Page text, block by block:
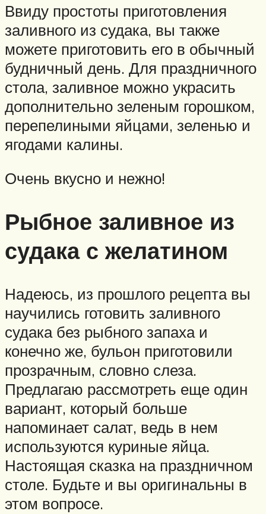
Ввиду простоты приготовления
заливного из судака, вы также
можете приготовить его в обычный
будничный день. Для праздничного
стола, заливное можно украсить
дополнительно зеленым горошком,
перепелиными яйцами, зеленью и
ягодами калины.
Очень вкусно и нежно!
Рыбное заливное из
судака с желатином
Надеюсь, из прошлого рецепта вы
научились готовить заливного
судака без рыбного запаха и
конечно же, бульон приготовили
прозрачным, словно слеза.
Предлагаю рассмотреть еще один
вариант, который больше
напоминает салат, ведь в нем
используются куриные яйца.
Настоящая сказка на праздничном
столе. Будьте и вы оригинальны в
этом вопросе.